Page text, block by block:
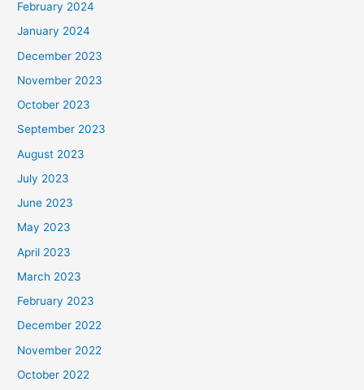
February 2024
January 2024
December 2023
November 2023
October 2023
September 2023
August 2023
July 2023
June 2023
May 2023
April 2023
March 2023
February 2023
December 2022
November 2022
October 2022